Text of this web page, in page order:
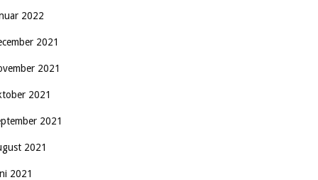
2022
2021
2021
2021
2021
2021
2021